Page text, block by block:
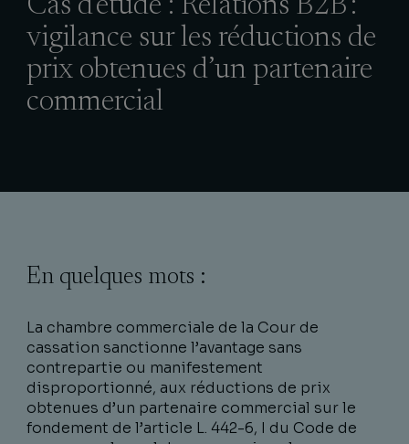
Cas d'étude : Relations B2B :
vigilance sur les réductions de
prix obtenues d’un partenaire
commercial
En quelques mots :
La chambre commerciale de la Cour de
cassation sanctionne l’avantage sans
contrepartie ou manifestement
disproportionné, aux réductions de prix
obtenues d’un partenaire commercial sur le
fondement de l’article L. 442-6, I du Code de